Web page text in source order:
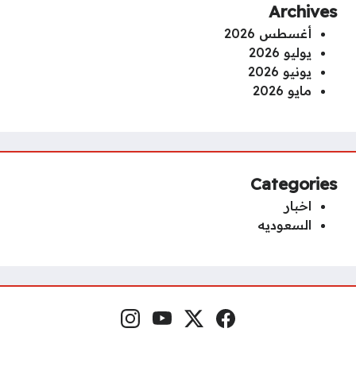
Archives
أغسطس 2026
يوليو 2026
يونيو 2026
مايو 2026
Categories
اخبار
السعوديه
مواقع التواصل فيسبوكمنصة إكس
يوتيوبإنستغرام